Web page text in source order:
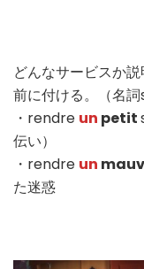
どんなサービスか
前に付ける。（名
・rendre un petit
伝い）
・rendre un
た迷惑